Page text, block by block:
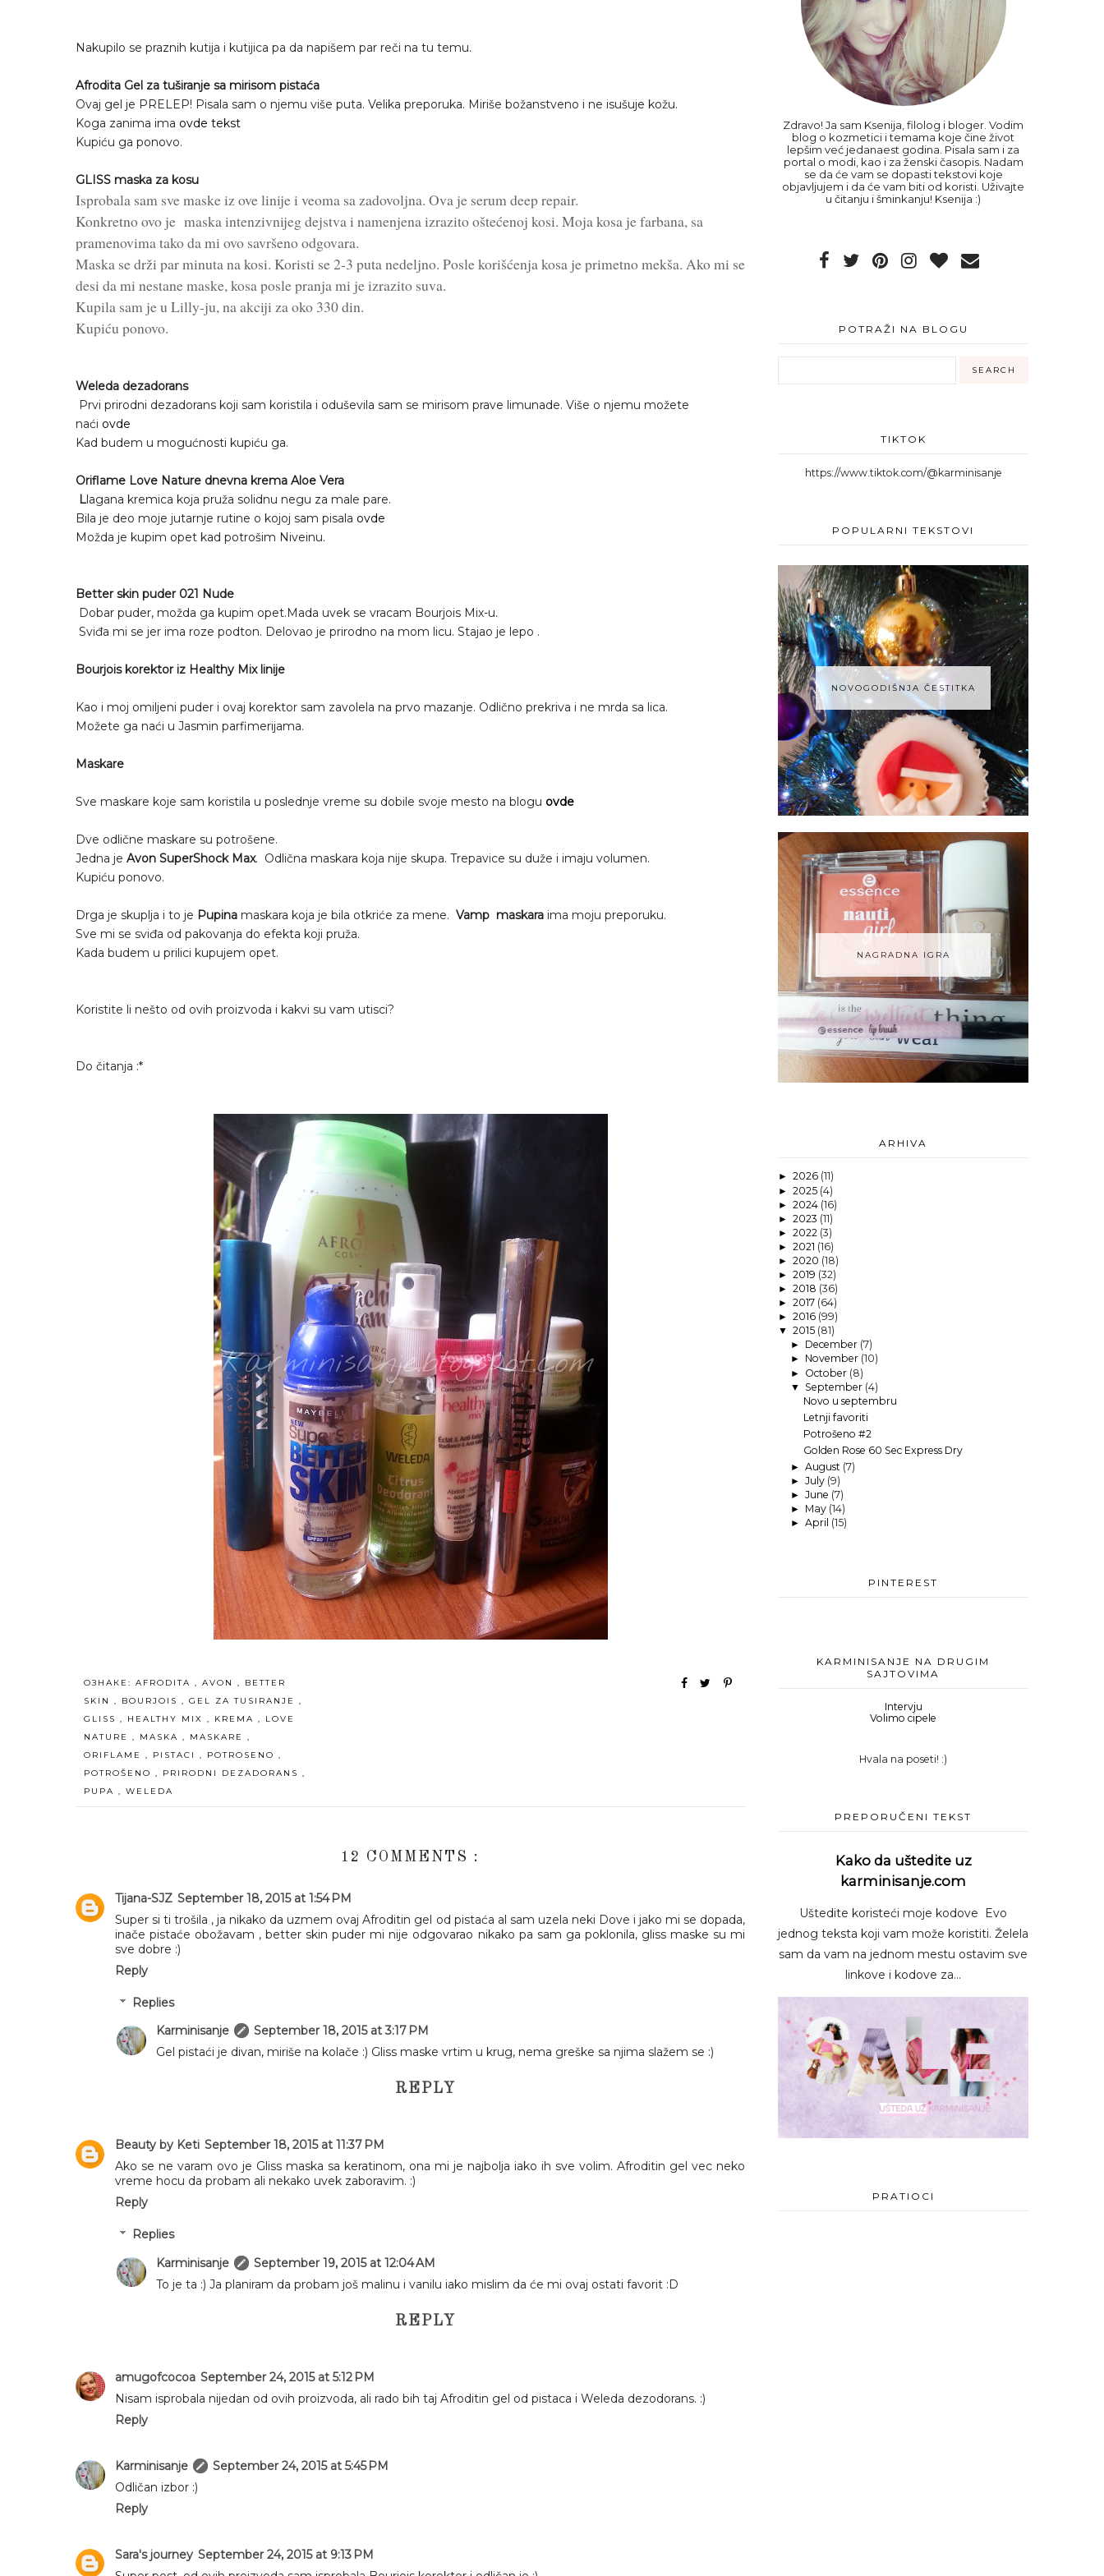
Nakupilo se praznih kutija i kutijica pa da napišem par reči na tu temu.
Afrodita Gel za tuširanje sa mirisom pistaća
Ovaj gel je PRELEP! Pisala sam o njemu više puta. Velika preporuka. Miriše božanstveno i ne isušuje kožu.
Koga zanima ima ovde tekst
Kupiću ga ponovo.
GLISS maska za kosu
Isprobala sam sve maske iz ove linije i veoma sa zadovoljna. Ova je serum deep repair.
Konkretno ovo je maska intenzivnijeg dejstva i namenjena izrazito oštećenoj kosi. Moja kosa je farbana, sa
pramenovima tako da mi ovo savršeno odgovara.
Maska se drži par minuta na kosi. Koristi se 2-3 puta nedeljno. Posle korišćenja kosa je primetno mekša. Ako mi se
desi da mi nestane maske, kosa posle pranja mi je izrazito suva.
Kupila sam je u Lilly-ju, na akciji za oko 330 din.
Kupiću ponovo.
Weleda dezadorans
Prvi prirodni dezadorans koji sam koristila i oduševila sam se mirisom prave limunade. Više o njemu možete
naći ovde
Kad budem u mogućnosti kupiću ga.
Oriflame Love Nature dnevna krema Aloe Vera
Llagana kremica koja pruža solidnu negu za male pare.
Bila je deo moje jutarnje rutine o kojoj sam pisala ovde
Možda je kupim opet kad potrošim Niveinu.
Better skin puder 021 Nude
Dobar puder, možda ga kupim opet.Mada uvek se vracam Bourjois Mix-u.
Sviđa mi se jer ima roze podton. Delovao je prirodno na mom licu. Stajao je lepo .
Bourjois korektor iz Healthy Mix linije
Kao i moj omiljeni puder i ovaj korektor sam zavolela na prvo mazanje. Odlično prekriva i ne mrda sa lica.
Možete ga naći u Jasmin parfimerijama.
Maskare
Sve maskare koje sam koristila u poslednje vreme su dobile svoje mesto na blogu ovde
Dve odlične maskare su potrošene.
Jedna je Avon SuperShock Max. Odlična maskara koja nije skupa. Trepavice su duže i imaju volumen.
Kupiću ponovo.
Drga je skuplja i to je Pupina maskara koja je bila otkriće za mene. Vamp maskara ima moju preporuku.
Sve mi se sviđa od pakovanja do efekta koji pruža.
Kada budem u prilici kupujem opet.
Koristite li nešto od ovih proizvoda i kakvi su vam utisci?
Do čitanja :*
ОЗНАКЕ: AFRODITA , AVON , BETTER
SKIN , BOURJOIS , GEL ZA TUSIRANJE ,
GLISS , HEALTHY MIX , KREMA , LOVE
NATURE , MASKA , MASKARE ,
ORIFLAME , PISTACI , POTROSENO ,
POTROŠENO , PRIRODNI DEZADORANS ,
PUPA , WELEDA
12 COMMENTS :
Tijana-SJZ September 18, 2015 at 1:54 PM
Super si ti trošila , ja nikako da uzmem ovaj Afroditin gel od pistaća al sam uzela neki Dove i jako mi se dopada,
inače pistaće obožavam , better skin puder mi nije odgovarao nikako pa sam ga poklonila, gliss maske su mi
sve dobre :)
Reply
Replies
Karminisanje
September 18, 2015 at 3:17 PM
Gel pistaći je divan, miriše na kolače :) Gliss maske vrtim u krug, nema greške sa njima slažem se :)
REPLY
Beauty by Keti September 18, 2015 at 11:37 PM
Ako se ne varam ovo je Gliss maska sa keratinom, ona mi je najbolja iako ih sve volim. Afroditin gel vec neko
vreme hocu da probam ali nekako uvek zaboravim. :)
Reply
Replies
Karminisanje
September 19, 2015 at 12:04 AM
To je ta :) Ja planiram da probam još malinu i vanilu iako mislim da će mi ovaj ostati favorit :D
REPLY
amugofcocoa September 24, 2015 at 5:12 PM
Nisam isprobala nijedan od ovih proizvoda, ali rado bih taj Afroditin gel od pistaca i Weleda dezodorans. :)
Reply
Karminisanje
September 24, 2015 at 5:45 PM
Odličan izbor :)
Reply
Sara's journey September 24, 2015 at 9:13 PM
Zdravo! Ja sam Ksenija, filolog i bloger. Vodim
blog o kozmetici i temama koje čine život
lepšim već jedanaest godina. Pisala sam i za
portal o modi, kao i za ženski časopis. Nadam
se da će vam se dopasti tekstovi koje
objavljujem i da će vam biti od koristi. Uživajte
u čitanju i šminkanju! Ksenija :)
POTRAŽI NA BLOGU
TIKTOK
https://www.tiktok.com/@karminisanje
POPULARNI TEKSTOVI
NOVOGODIŠNJA ČESTITKA
NAGRADNA IGRA
ARHIVA
► 2026 (11)
► 2025 (4)
► 2024 (16)
► 2023 (11)
► 2022 (3)
► 2021 (16)
► 2020 (18)
► 2019 (32)
► 2018 (36)
► 2017 (64)
► 2016 (99)
▼ 2015 (81)
► December (7)
► November (10)
► October (8)
▼ September (4)
Novo u septembru
Letnji favoriti
Potrošeno #2
Golden Rose 60 Sec Express Dry
► August (7)
► July (9)
► June (7)
► May (14)
► April (15)
PINTEREST
KARMINISANJE NA DRUGIM
SAJTOVIMA
Intervju
Volimo cipele
Hvala na poseti! :)
PREPORUČENI TEKST
Kako da uštedite uz
karminisanje.com
Uštedite koristeći moje kodove Evo
jednog teksta koji vam može koristiti. Želela
sam da vam na jednom mestu ostavim sve
linkove i kodove za...
PRATIOCI